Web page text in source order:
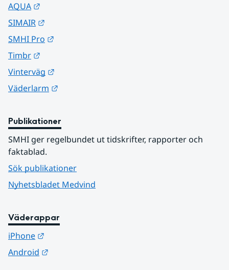
AQUA
SIMAIR
SMHI Pro
Timbr
Vinterväg
Väderlarm
Publikationer
SMHI ger regelbundet ut tidskrifter, rapporter och
faktablad.
Sök publikationer
Nyhetsbladet Medvind
Väderappar
iPhone
Android